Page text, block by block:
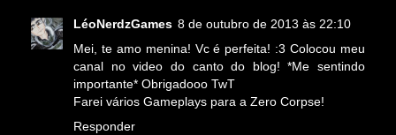
LéoNerdzGames 8 de outubro de 2013 às 22:10
Mei, te amo menina! Vc é perfeita! :3 Colocou meu
canal no video do canto do blog! *Me sentindo
importante* Obrigadooo TwT
Farei vários Gameplays para a Zero Corpse!
Responder